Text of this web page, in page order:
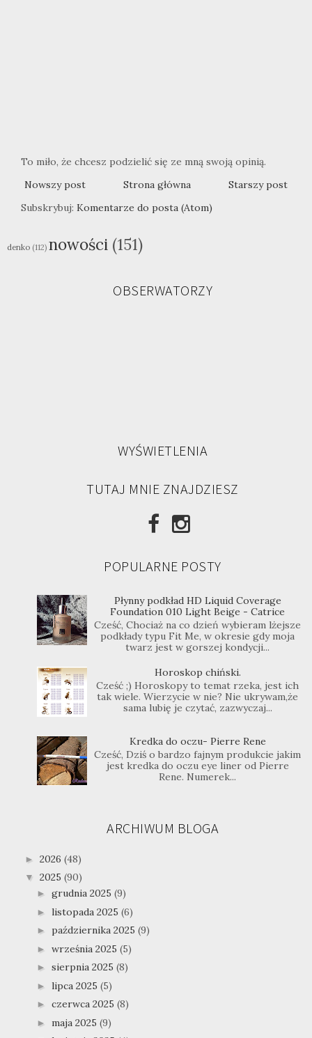
To miło, że chcesz podzielić się ze mną swoją opinią.
Nowszy post
Starszy post
Strona główna
Subskrybuj: Komentarze do posta (Atom)
denko (112) nowości (151)
OBSERWATORZY
WYŚWIETLENIA
TUTAJ MNIE ZNAJDZIESZ
POPULARNE POSTY
Płynny podkład HD Liquid Coverage
Foundation 010 Light Beige - Catrice
Cześć, Chociaż na co dzień wybieram lżejsze
podkłady typu Fit Me, w okresie gdy moja
twarz jest w gorszej kondycji...
Horoskop chiński.
Cześć ;) Horoskopy to temat rzeka, jest ich
tak wiele. Wierzycie w nie? Nie ukrywam,że
sama lubię je czytać, zazwyczaj...
Kredka do oczu- Pierre Rene
Cześć, Dziś o bardzo fajnym produkcie jakim
jest kredka do oczu eye liner od Pierre
Rene. Numerek...
ARCHIWUM BLOGA
► 2026 (48)
▼ 2025 (90)
► grudnia 2025 (9)
► listopada 2025 (6)
► października 2025 (9)
► września 2025 (5)
► sierpnia 2025 (8)
► lipca 2025 (5)
► czerwca 2025 (8)
► maja 2025 (9)